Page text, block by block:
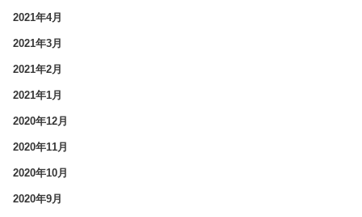
2021年4月
2021年3月
2021年2月
2021年1月
2020年12月
2020年11月
2020年10月
2020年9月